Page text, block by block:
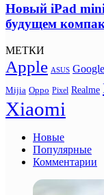
Новый iPad mini
будущем
МЕТКИ
Apple ASUS Google
Mijia Oppo Pixel Realme
Xiaomi
Новые
Популярные
Комментарии